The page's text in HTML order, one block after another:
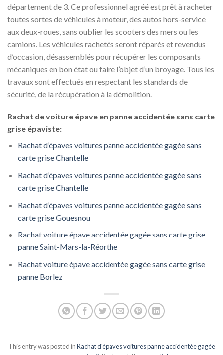
département de 3. Ce professionnel agréé est prêt à racheter
toutes sortes de véhicules à moteur, des autos hors-service
aux deux-roues, sans oublier les scooters des mers ou les
camions. Les véhicules rachetés seront réparés et revendus
d’occasion, désassemblés pour récupérer les composants
mécaniques en bon état ou faire l’objet d’un broyage. Tous les
travaux sont effectués en respectant les standards de
sécurité, de la récupération à la démolition.
Rachat de voiture épave en panne accidentée sans carte
grise épaviste:
Rachat d’épaves voitures panne accidentée gagée sans
carte grise Chantelle
Rachat d’épaves voitures panne accidentée gagée sans
carte grise Chantelle
Rachat d’épaves voitures panne accidentée gagée sans
carte grise Gouesnou
Rachat voiture épave accidentée gagée sans carte grise
panne Saint-Mars-la-Réorthe
Rachat voiture épave accidentée gagée sans carte grise
panne Borlez
This entry was posted inRachat d'épaves voitures panne accidentée gagée